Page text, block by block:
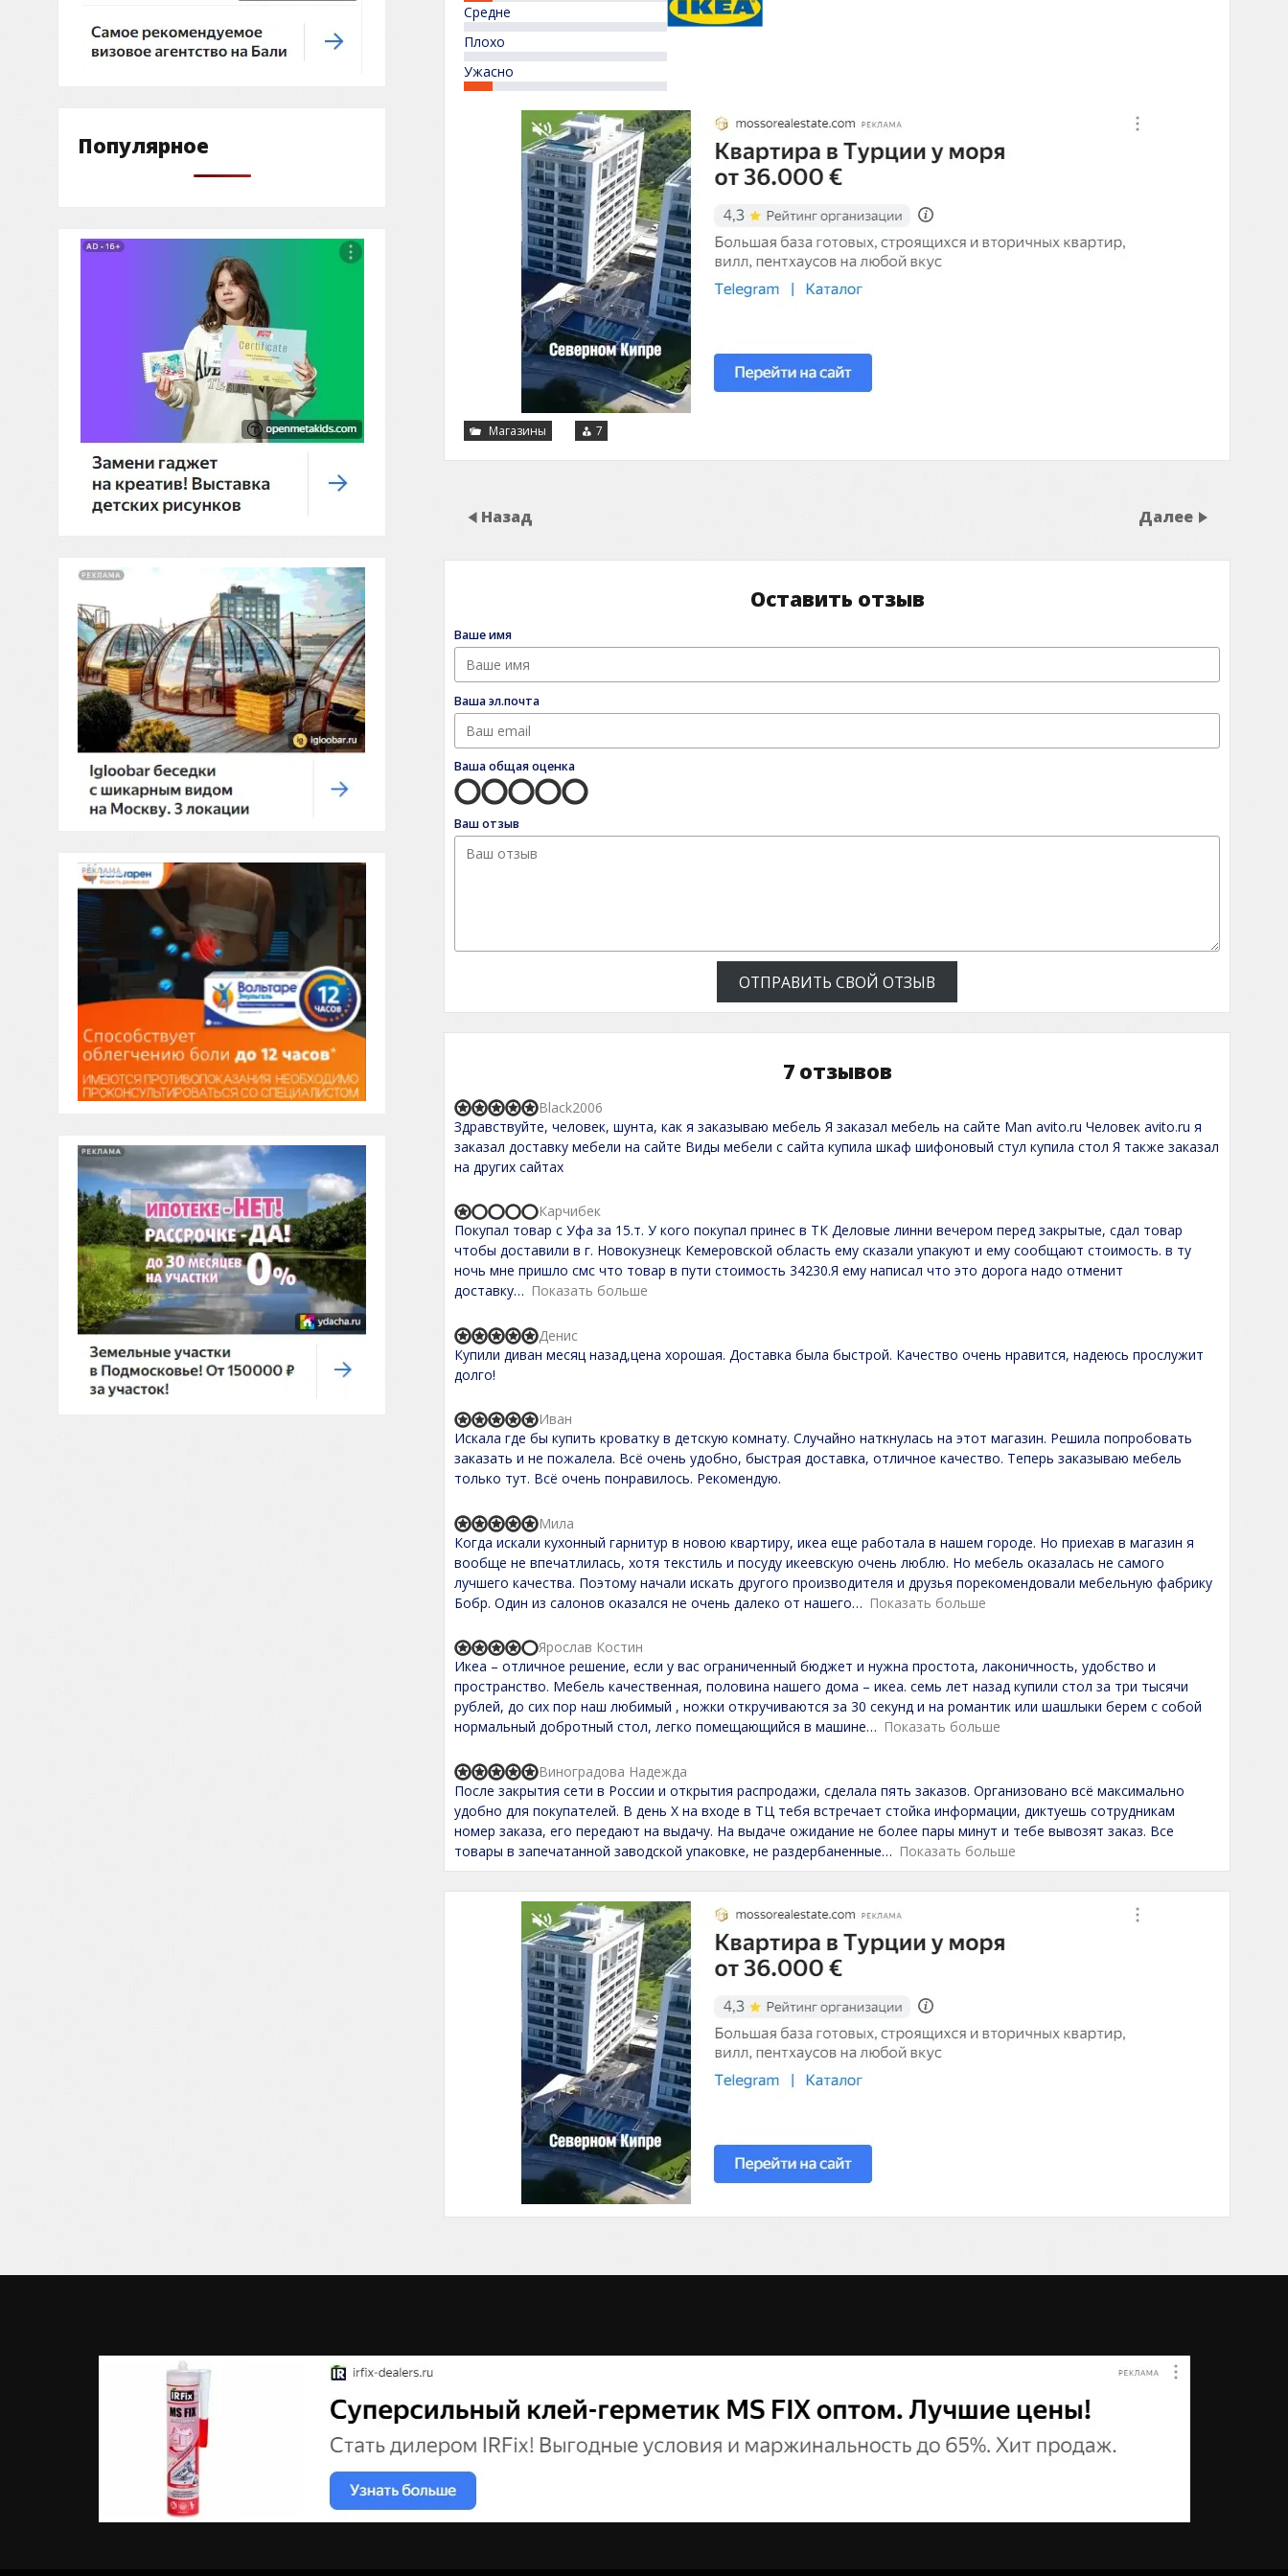
Средне
Плохо
Ужасно
Магазины 7
Назад Далее
Оставить отзыв
Ваше имя
Ваша эл.почта
Ваша общая оценка
Ваш отзыв
ОТПРАВИТЬ СВОЙ ОТЗЫВ
7 отзывов
R
a
t
d
,
0
o
u
t
f
Здравствуйте, человек, шунта, как я заказываю мебель Я заказал мебель на сайте Man avito.ru Человек avito.ru я
заказал доставку мебели на сайте Виды мебели с сайта купила шкаф шифоновый стул купила стол Я также заказал
на других сайтах
Black2006
R
a
t
e
d
1
0
o
u
5
Покупал товар с Уфа за 15.т. У кого покупал принес в ТК Деловые линни вечером перед закрытые, сдал товар
чтобы доставили в г. Новокузнецк Кемеровской область ему сказали упакуют и ему сообщают стоимость. в ту
ночь мне пришло смс что товар в пути стоимость 34230.Я ему написал что это дорога надо отменит
доставку
Показать больше
Карчибек
R
a
5
,
0
o
u
f
5
Купили диван месяц назад,цена хорошая. Доставка была быстрой. Качество очень нравится, надеюсь прослужит
долго!
Денис
R
a
t
e
d
,
0
o
u
t
o
f
Искала где бы купить кроватку в детскую комнату. Случайно наткнулась на этот магазин. Решила попробовать
заказать и не пожалела. Всё очень удобно, быстрая доставка, отличное качество. Теперь заказываю мебель
только тут. Всё очень понравилось. Рекомендую.
Иван
R
a
t
e
d
5
0
o
u
t
o
f
5
Когда искали кухонный гарнитур в новою квартиру, икеа еще работала в нашем городе. Но приехав в магазин я
вообще не впечатлилась, хотя текстиль и посуду икеевскую очень люблю. Но мебель оказалась не самого
лучшего качества. Поэтому начали искать другого производителя и друзья порекомендовали мебельную фабрику
Бобр. Один из салонов оказался не очень далеко от нашего
Показать больше
Мила
R
a
t
e
d
4
0
o
u
t
o
f
5
Икеа – отличное решение, если у вас ограниченный бюджет и нужна простота, лаконичность, удобство и
пространство. Мебель качественная, половина нашего дома – икеа. семь лет назад купили стол за три тысячи
рублей, до сих пор наш любимый , ножки откручиваются за 30 секунд и на романтик или шашлыки берем с собой
нормальный добротный стол, легко помещающийся в машине
Показать больше
Ярослав Костин
R
a
t
d
5
,
После закрытия сети в России и открытия распродажи, сделала пять заказов. Организовано всё максимально
удобно для покупателей. В день Х на входе в ТЦ тебя встречает стойка информации, диктуешь сотрудникам
номер заказа, его передают на выдачу. На выдаче ожидание не более пары минут и тебе вывозят заказ. Все
товары в запечатанной заводской упаковке, не раздербаненные
Показать больше
Виноградова Надежда
Популярное